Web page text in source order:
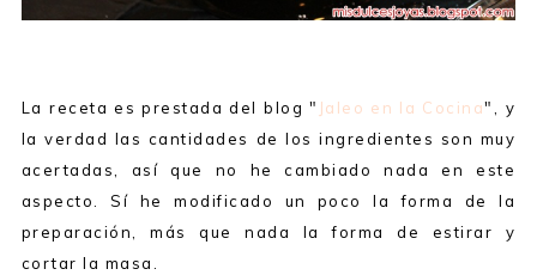
La receta es prestada del blog " Jaleo en la Cocina", y
la verdad las cantidades de los ingredientes son muy
acertadas, así que no he cambiado nada en este
aspecto. Sí he modificado un poco la forma de la
preparación, más que nada la forma de estirar y
cortar la masa.